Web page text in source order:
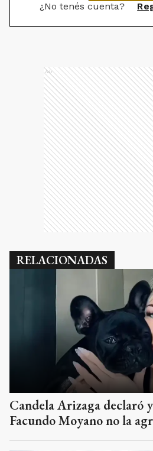
¿No tenés cuenta?
Ads
RELACIONADAS
Candela Arizaga declaró
Facundo Moyano no la